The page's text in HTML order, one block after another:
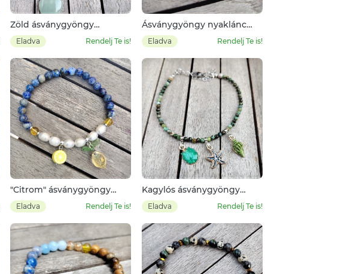
Zöld ásványgyöngy
nyaklánc
Eladva Rendelj Te is!
Ásványgyöngy nyaklánc
edesvízi gyönggyel
Eladva Rendelj Te is!
"Citrom" ásványgyöngy
karkötő
Eladva Rendelj Te is!
Kagylós ásványgyöngy
bokalánc
Eladva Rendelj Te is!